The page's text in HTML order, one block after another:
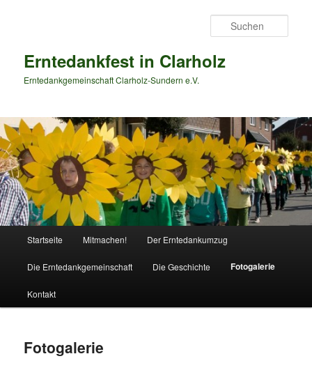
Erntedankfest in Clarholz
Erntedankgemeinschaft Clarholz-Sundern e.V.
Startseite Mitmachen! Der Erntedankumzug
Die Erntedankgemeinschaft Die Geschichte Fotogalerie
Kontakt
Fotogalerie